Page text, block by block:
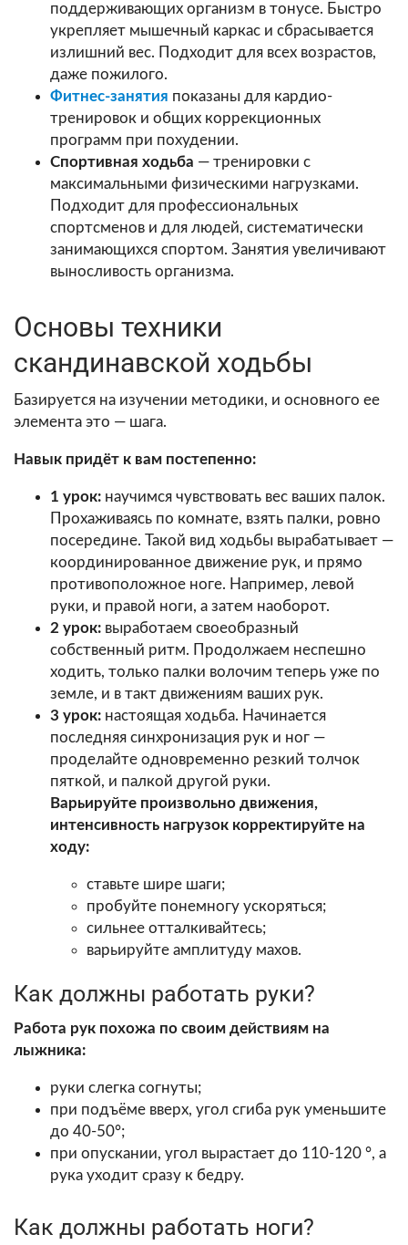
поддерживающих организм в тонусе. Быстро
укрепляет мышечный каркас и сбрасывается
излишний вес. Подходит для всех возрастов,
даже пожилого.
Фитнес-занятия показаны для кардио-
тренировок и общих коррекционных
программ при похудении.
Спортивная ходьба — тренировки с
максимальными физическими нагрузками.
Подходит для профессиональных
спортсменов и для людей, систематически
занимающихся спортом. Занятия увеличивают
выносливость организма.
Основы техники
скандинавской ходьбы
Базируется на изучении методики, и основного ее
элемента это — шага.
Навык придёт к вам постепенно:
1 урок: научимся чувствовать вес ваших палок.
Прохаживаясь по комнате, взять палки, ровно
посередине. Такой вид ходьбы вырабатывает —
координированное движение рук, и прямо
противоположное ноге. Например, левой
руки, и правой ноги, а затем наоборот.
2 урок: выработаем своеобразный
собственный ритм. Продолжаем неспешно
ходить, только палки волочим теперь уже по
земле, и в такт движениям ваших рук.
3 урок: настоящая ходьба. Начинается
последняя синхронизация рук и ног —
проделайте одновременно резкий толчок
пяткой, и палкой другой руки.
Варьируйте произвольно движения,
интенсивность нагрузок корректируйте на
ходу:
ставьте шире шаги;
пробуйте понемногу ускоряться;
сильнее отталкивайтесь;
варьируйте амплитуду махов.
Как должны работать руки?
Работа рук похожа по своим действиям на
лыжника:
руки слегка согнуты;
при подъёме вверх, угол сгиба рук уменьшите
до 40-50°;
при опускании, угол вырастает до 110-120 °, а
рука уходит сразу к бедру.
Как должны работать ноги?